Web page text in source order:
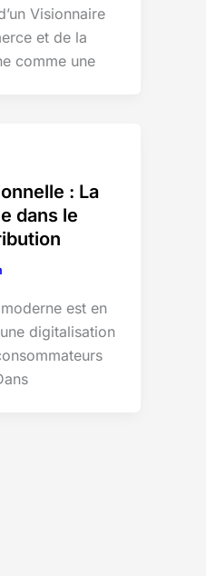
Visionnaire
et de la
comme une
: La
dans le
est en
digitalisation